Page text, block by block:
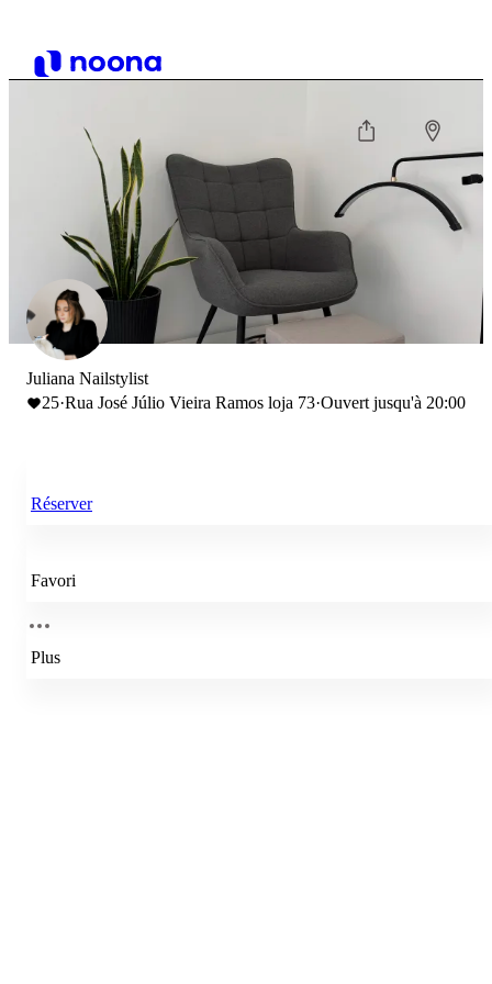
Juliana Nailstylist
25·Rua José Júlio Vieira Ramos loja 73·Ouvert jusqu'à 20:00
Réserver
Favori
Plus